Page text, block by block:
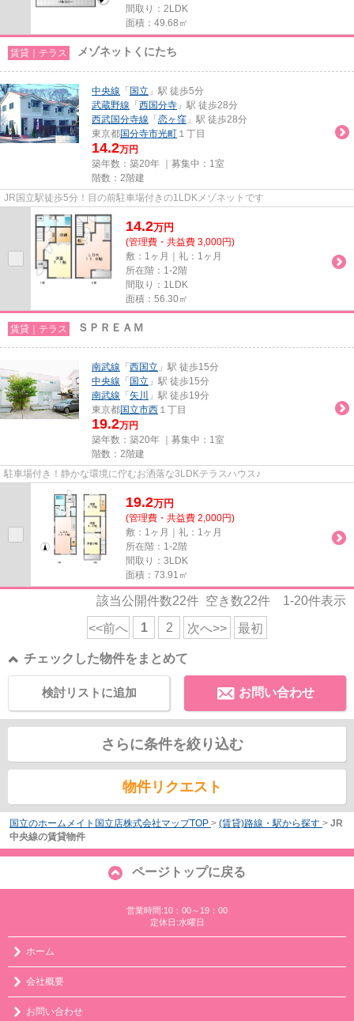
間取り：2LDK
面積：49.68㎡
賃貸｜テラス メゾネットくにたち
中央線 「 国立 」駅 徒歩5分
武蔵野線 「 西国分寺 」駅 徒歩28分
西武国分寺線 「 恋ヶ窪 」駅 徒歩28分
東京都国分寺市光町 １丁目
14.2万円
築年数：築20年 ｜募集中： 1室
階数：2階建
JR国立駅徒歩5分！目の前駐車場付きの1LDKメゾネットです
14.2万円
(管理費・共益費 3,000円)
敷：1ヶ月｜礼：1ヶ月
所在階：1-2階
間取り：1LDK
面積：56.30㎡
賃貸｜テラス ＳＰＲＥＡＭ
南武線 「 西国立 」駅 徒歩15分
中央線 「 国立 」駅 徒歩15分
南武線 「 矢川
」駅 徒歩19分
東京都国立市西 １丁目
19.2万円
築年数：築20年 ｜募集中： 1室
階数：2階建
駐車場付き！静かな環境に佇むお洒落な3LDKテラスハウス♪
19.2万円
(管理費・共益費 2,000円)
敷：1ヶ月｜礼：1ヶ月
所在階：1-2階
間取り：3LDK
面積：73.91㎡
該当公開件数22件 空き数22件 1-20件表示
<<前へ 1 2 次へ>> 最初
チェックした物件をまとめて
お問い合わせ
検討リストに追加
さらに条件を絞り込む
物件リクエスト
国立のホームメイト国立店株式会社マップTOP > (賃貸)路線・駅から探す > JR
中央線の賃貸物件
ページトップに戻る
営業時間:10：00～19：00
定休日:水曜日
ホーム
会社概要
お問い合わせ